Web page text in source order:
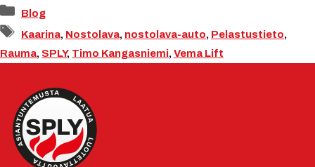
Kategoriat
Blog
Avainsanat
Kaarina, Nostolava, nostolava-auto, Pelastustieto,
Rauma, SPLY, Timo Kangasniemi, Vema Lift